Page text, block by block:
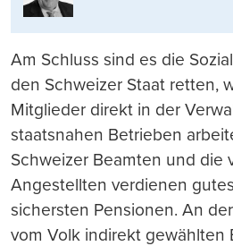
Am Schluss sind es die
den Schweizer Staat retten,
Mitglieder direkt in der
staatsnahen Betrieben
Schweizer Beamten und die
Angestellten verdienen
sichersten Pensionen. An
vom Volk indirekt gewählten